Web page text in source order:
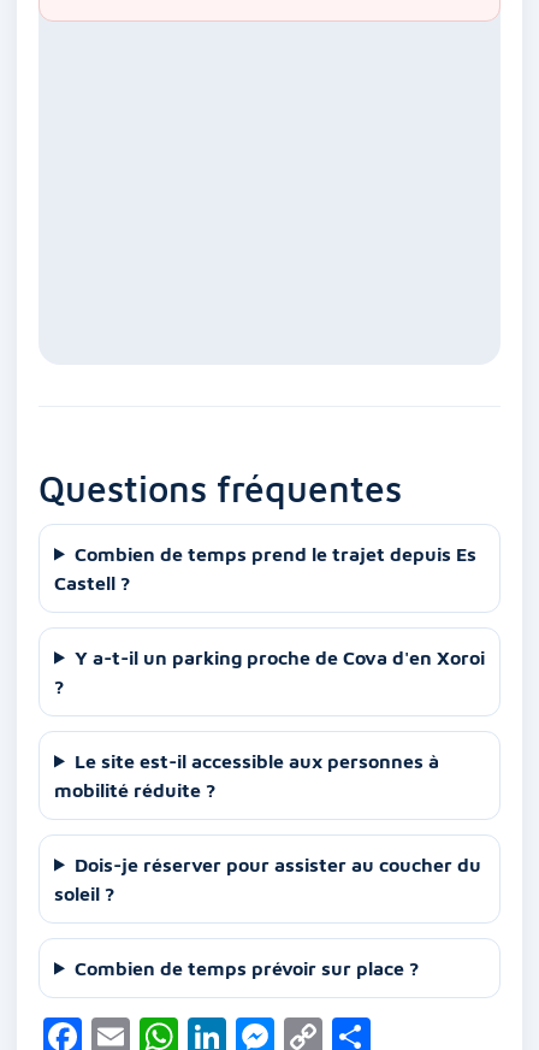
Questions fréquentes
Combien de temps prend le trajet depuis Es
Castell ?
Y a-t-il un parking proche de Cova d'en Xoroi
?
Le site est-il accessible aux personnes à
mobilité réduite ?
Dois-je réserver pour assister au coucher du
soleil ?
Combien de temps prévoir sur place ?
F E W Li M C